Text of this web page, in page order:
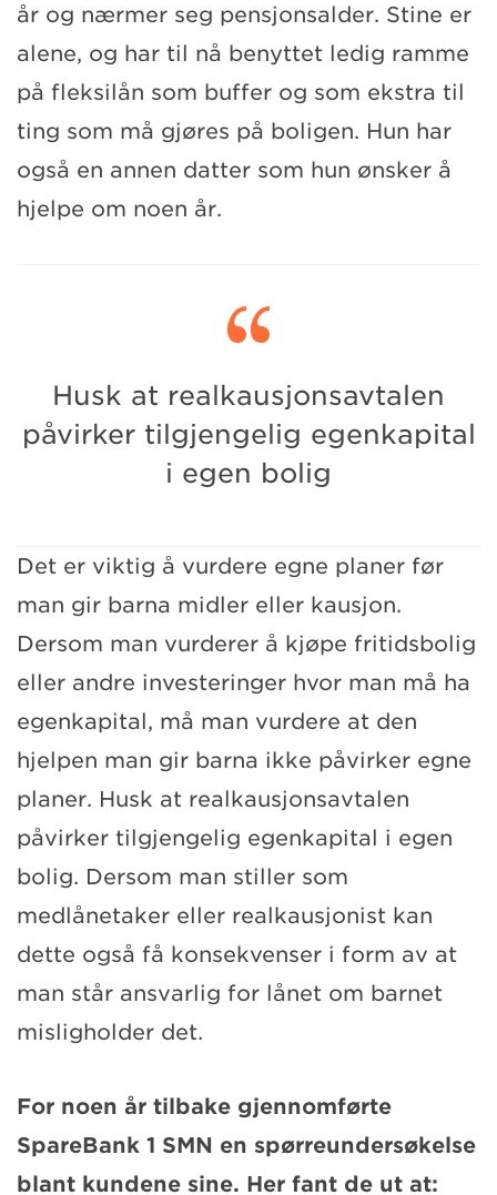
år og nærmer seg pensjonsalder. Stine er
alene, og har til nå benyttet ledig ramme
på fleksilån som buffer og som ekstra til
ting som må gjøres på boligen. Hun har
også en annen datter som hun ønsker å
hjelpe om noen år.

Husk at realkausjonsavtalen
påvirker tilgjengelig egenkapital
i egen bolig
Det er viktig å vurdere egne planer før
man gir barna midler eller kausjon.
Dersom man vurderer å kjøpe fritidsbolig
eller andre investeringer hvor man må ha
egenkapital, må man vurdere at den
hjelpen man gir barna ikke påvirker egne
planer. Husk at realkausjonsavtalen
påvirker tilgjengelig egenkapital i egen
bolig. Dersom man stiller som
medlånetaker eller realkausjonist kan
dette også få konsekvenser i form av at
man står ansvarlig for lånet om barnet
misligholder det.
For noen år tilbake gjennomførte
SpareBank 1 SMN en spørreundersøkelse
blant kundene sine. Her fant de ut at: